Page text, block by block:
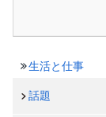
生活と仕事
話題